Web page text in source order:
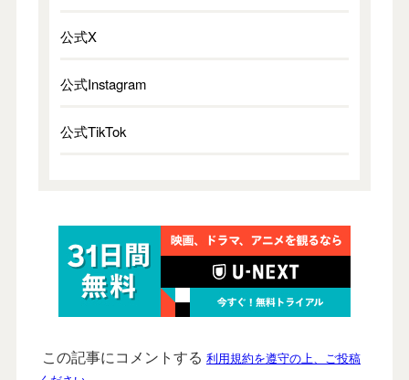
公式X
公式Instagram
公式TikTok